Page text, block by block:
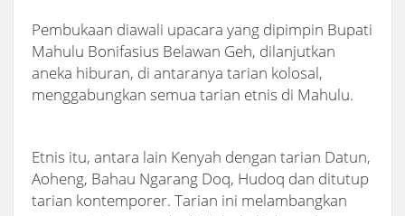
Pembukaan diawali upacara yang dipimpin Bupati
Mahulu Bonifasius Belawan Geh, dilanjutkan
aneka hiburan, di antaranya tarian kolosal,
menggabungkan semua tarian etnis di Mahulu.
Etnis itu, antara lain Kenyah dengan tarian Datun,
Aoheng, Bahau Ngarang Doq, Hudoq dan ditutup
tarian kontemporer. Tarian ini melambangkan